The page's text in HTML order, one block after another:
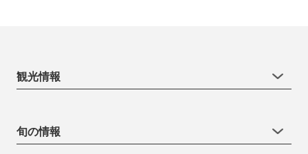
観光情報
旬の情報